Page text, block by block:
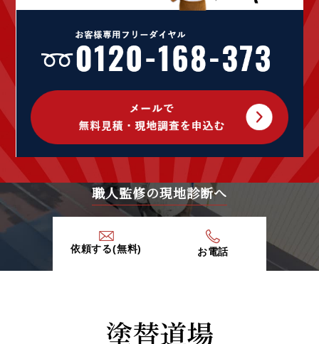
2021年8月 (1)
2021年4月 (1)
2020年12月 (1)
2020年9月 (1)
2020年5月 (1)
2020年4月 (5)
2020年3月 (7)
2020年1月 (9)
2019年12月 (6)
2019年11月 (13)
2019年10月 (15)
2019年9月 (20)
職人監修の現地診断へ
依頼する(無料) お電話